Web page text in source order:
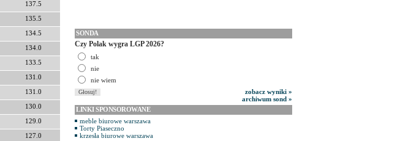
137.5
135.5
134.5
134.0
133.5
131.0
131.0
130.0
129.0
127.0
SONDA
Czy Polak wygra LGP 2026?
tak
nie
nie wiem
zobacz wyniki »
archiwum sond »
LINKI SPONSOROWANE
meble biurowe warszawa
Torty Piaseczno
krzesła biurowe warszawa